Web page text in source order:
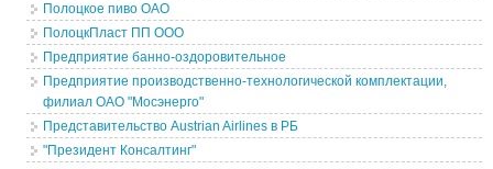
Полоцкое пиво ОАО
ПолоцкПласт ПП ООО
Предприятие банно-оздоровительное
Предприятие производственно-технологической комплектации,
филиал ОАО "Мосэнерго"
Представительство Austrian Airlines в РБ
"Президент Консалтинг"